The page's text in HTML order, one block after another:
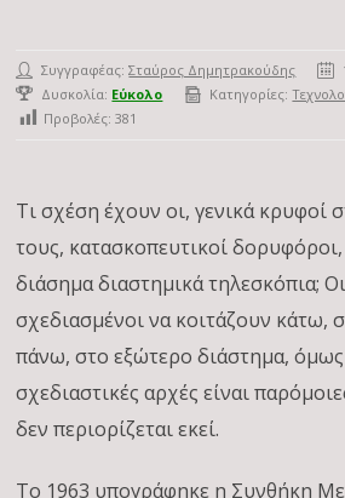
Συγγραφέας:Σταύρος Δημητρακούδης
Δυσκολία: Εύκολο Κατηγορίες:
Προβολές: 381
Τι σχέση έχουν οι, γενικά κρυφοί
τους, κατασκοπευτικοί
διάσημα διαστημικά τηλεσκόπια;
σχεδιασμένοι να κοιτάζουν κάτω,
πάνω, στο εξώτερο διάστημα,
σχεδιαστικές αρχές είναι
δεν περιορίζεται εκεί.
Το 1963 υπογράφηκε η Συνθήκη